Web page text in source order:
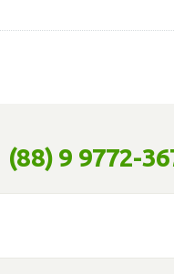
(88) 9 9772-